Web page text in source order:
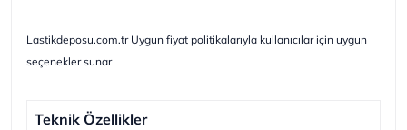
Lastikdeposu.com.tr Uygun fiyat politikalarıyla kullanıcılar için uygun
seçenekler sunar
Teknik Özellikler